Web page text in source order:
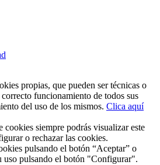
propias, que pueden ser técnicas o
funcionamiento de todos sus
del uso de los mismos. Clica aquí
siempre podrás visualizar este
o rechazar las cookies.
pulsando el botón “Aceptar” o
uso pulsando el botón "Configurar".